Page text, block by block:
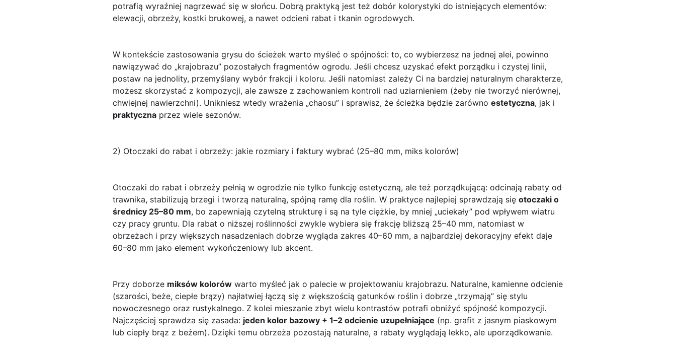
potrafią wyraźniej nagrzewać się w słońcu. Dobrą praktyką jest też dobór kolorystyki do istniejących elementów:
elewacji, obrzeży, kostki brukowej, a nawet odcieni rabat i tkanin ogrodowych.
W kontekście zastosowania grysu do ścieżek warto myśleć o spójności: to, co wybierzesz na jednej alei, powinno
nawiązywać do „krajobrazu” pozostałych fragmentów ogrodu. Jeśli chcesz uzyskać efekt porządku i czystej linii,
postaw na jednolity, przemyślany wybór frakcji i koloru. Jeśli natomiast zależy Ci na bardziej naturalnym charakterze,
możesz skorzystać z kompozycji, ale zawsze z zachowaniem kontroli nad uziarnieniem (żeby nie tworzyć nierównej,
chwiejnej nawierzchni). Unikniesz wtedy wrażenia „chaosu” i sprawisz, że ścieżka będzie zarówno estetyczna, jak i
praktyczna przez wiele sezonów.
2) Otoczaki do rabat i obrzeży: jakie rozmiary i faktury wybrać (25–80 mm, miks kolorów)
Otoczaki do rabat i obrzeży pełnią w ogrodzie nie tylko funkcję estetyczną, ale też porządkującą: odcinają rabaty od
trawnika, stabilizują brzegi i tworzą naturalną, spójną ramę dla roślin. W praktyce najlepiej sprawdzają się otoczaki o
średnicy 25–80 mm, bo zapewniają czytelną strukturę i są na tyle ciężkie, by mniej „uciekały” pod wpływem wiatru
czy pracy gruntu. Dla rabat o niższej roślinności zwykle wybiera się frakcję bliższą 25–40 mm, natomiast w
obrzeżach i przy większych nasadzeniach dobrze wygląda zakres 40–60 mm, a najbardziej dekoracyjny efekt daje
60–80 mm jako element wykończeniowy lub akcent.
Przy doborze miksów kolorów warto myśleć jak o palecie w projektowaniu krajobrazu. Naturalne, kamienne odcienie
(szarości, beże, ciepłe brązy) najłatwiej łączą się z większością gatunków roślin i dobrze „trzymają” się stylu
nowoczesnego oraz rustykalnego. Z kolei mieszanie zbyt wielu kontrastów potrafi obniżyć spójność kompozycji.
Najczęściej sprawdza się zasada: jeden kolor bazowy + 1–2 odcienie uzupełniające (np. grafit z jasnym piaskowym
lub ciepły brąz z beżem). Dzięki temu obrzeża pozostają naturalne, a rabaty wyglądają lekko, ale uporządkowanie.